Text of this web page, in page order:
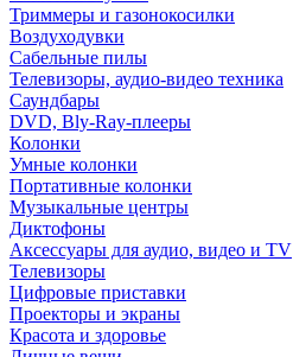
Триммеры и газонокосилки
Воздуходувки
Сабельные пилы
Телевизоры, аудио-видео техника
Саундбары
DVD, Bly-Ray-плееры
Колонки
Умные колонки
Портативные колонки
Музыкальные центры
Диктофоны
Аксессуары для аудио, видео и TV
Телевизоры
Цифровые приставки
Проекторы и экраны
Красота и здоровье